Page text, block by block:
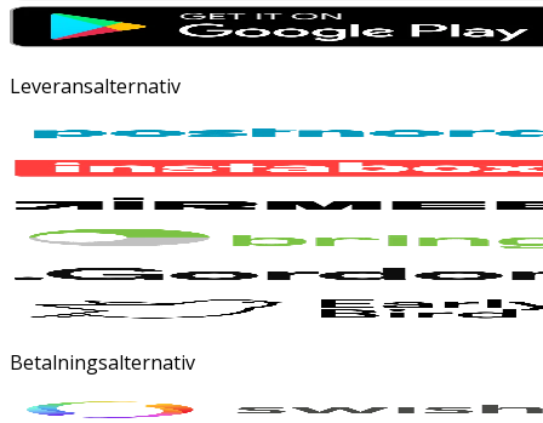
Leveransalternativ
Betalningsalternativ